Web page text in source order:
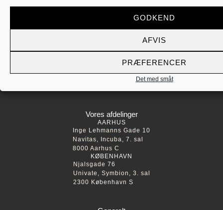
GODKEND
AFVIS
PRÆFERENCER
Det med småt
Spørgsmål til os? Kontakt os
Vores afdelinger
AARHUS
Inge Lehmanns Gade 10
Navitas, Incuba, 7. sal
8000 Aarhus C
KØBENHAVN
Njalsgade 76
Univate, Symbion, 3. sal
2300 København S